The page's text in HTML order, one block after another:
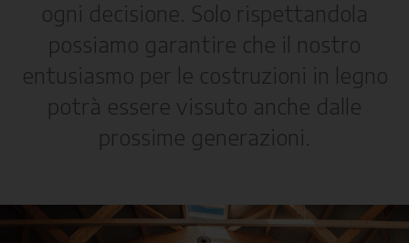
ogni decisione. Solo rispettandola
possiamo garantire che il nostro
entusiasmo per le costruzioni in legno
potrà essere vissuto anche dalle
prossime generazioni.